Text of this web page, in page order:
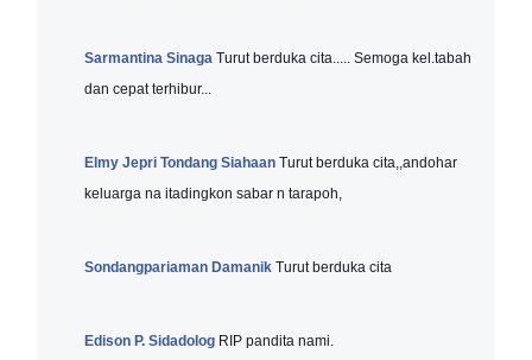
Sarmantina Sinaga Turut berduka cita..... Semoga kel.tabah
dan cepat terhibur...
Elmy Jepri Tondang Siahaan Turut berduka cita,,andohar
keluarga na itadingkon sabar n tarapoh,
Sondangpariaman Damanik Turut berduka cita
Edison P. Sidadolog RIP pandita nami.